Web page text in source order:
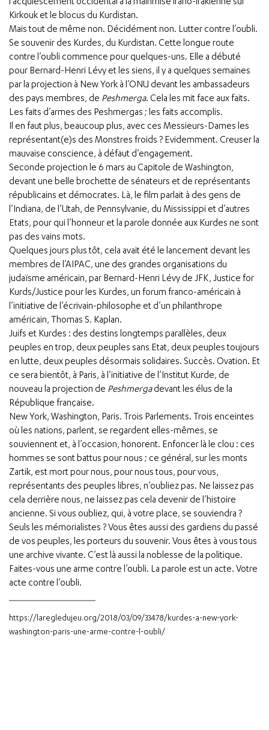
l’acquiescement occidental à la mainmise irano-irakienne sur
Kirkouk et le blocus du Kurdistan.
Mais tout de même non. Décidément non. Lutter contre l’oubli.
Se souvenir des Kurdes, du Kurdistan. Cette longue route
contre l’oubli commence pour quelques-uns. Elle a débuté
pour Bernard-Henri Lévy et les siens, il y a quelques semaines
par la projection à New York à l’ONU devant les ambassadeurs
des pays membres, de Peshmerga. Cela les mit face aux faits.
Les faits d’armes des Peshmergas ; les faits accomplis.
Il en faut plus, beaucoup plus, avec ces Messieurs-Dames les
représentant(e)s des Monstres froids ? Evidemment. Creuser la
mauvaise conscience, à défaut d’engagement.
Seconde projection le 6 mars au Capitole de Washington,
devant une belle brochette de sénateurs et de représentants
républicains et démocrates. Là, le film parlait à des gens de
l’Indiana, de l’Utah, de Pennsylvanie, du Mississippi et d’autres
Etats, pour qui l’honneur et la parole donnée aux Kurdes ne sont
pas des vains mots.
Quelques jours plus tôt, cela avait été le lancement devant les
membres de l’AIPAC, une des grandes organisations du
judaïsme américain, par Bernard-Henri Lévy de JFK, Justice for
Kurds/Justice pour les Kurdes, un forum franco-américain à
l’initiative de l’écrivain-philosophe et d’un philanthrope
américain, Thomas S. Kaplan.
Juifs et Kurdes : des destins longtemps parallèles, deux
peuples en trop, deux peuples sans Etat, deux peuples toujours
en lutte, deux peuples désormais solidaires. Succès. Ovation. Et
ce sera bientôt, à Paris, à l’initiative de l’Institut Kurde, de
nouveau la projection de Peshmergadevant les élus de la
République française.
New York, Washington, Paris. Trois Parlements. Trois enceintes
où les nations, parlent, se regardent elles-mêmes, se
souviennent et, à l’occasion, honorent. Enfoncer là le clou : ces
hommes se sont battus pour nous ; ce général, sur les monts
Zartik, est mort pour nous, pour nous tous, pour vous,
représentants des peuples libres, n’oubliez pas. Ne laissez pas
cela derrière nous, ne laissez pas cela devenir de l’histoire
ancienne. Si vous oubliez, qui, à votre place, se souviendra ?
Seuls les mémorialistes ? Vous êtes aussi des gardiens du passé
de vos peuples, les porteurs du souvenir. Vous êtes à vous tous
une archive vivante. C’est là aussi la noblesse de la politique.
Faites-vous une arme contre l’oubli. La parole est un acte. Votre
acte contre l’oubli.
https://laregledujeu.org/2018/03/09/33478/kurdes-a-new-york-
washington-paris-une-arme-contre-l-oubli/